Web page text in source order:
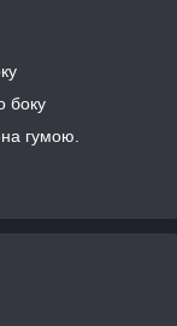
боку
гумою.